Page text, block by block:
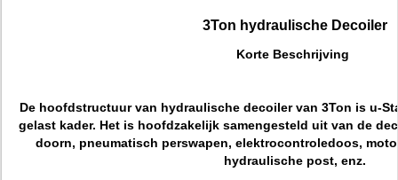
3Ton hydraulische Decoiler
Korte Beschrijving
De hoofdstructuur van hydraulische decoiler van 3Ton is u-
gelast kader. Het is hoofdzakelijk samengesteld uit van de
doorn, pneumatisch perswapen, elektrocontroledoos,
hydraulische post, enz.